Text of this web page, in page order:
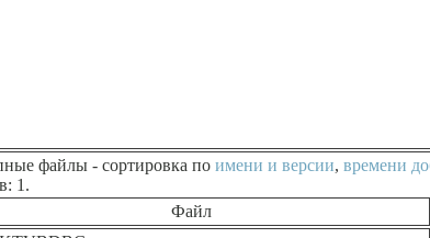
файлы - сортировка по имени и версии, времени
1.
Файл